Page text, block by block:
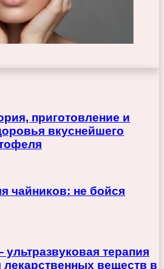
приготовление и
вкуснейшего
чайников: не бойся
терапия
лекарственных веществ в